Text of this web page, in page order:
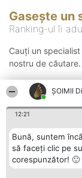
ŞOIMII
12:21
Bună, suntem
să faceți clic pe
corespunzător! 🙂
Gasește un
Ranking-ul îi
Cauți un
nostru de